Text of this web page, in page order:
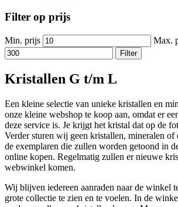
Filter op prijs
Min. prijs Max.
Filter
Kristallen G t/m L
Een kleine selectie van unieke kristallen en
onze kleine webshop te koop aan, omdat er
deze service is. Je krijgt het kristal dat op de
Verder sturen wij geen kristallen, mineralen of
de exemplaren die zullen worden getoond in
online kopen. Regelmatig zullen er nieuwe
webwinkel komen.
Wij blijven iedereen aanraden naar de winkel
grote collectie te zien en te voelen. In de